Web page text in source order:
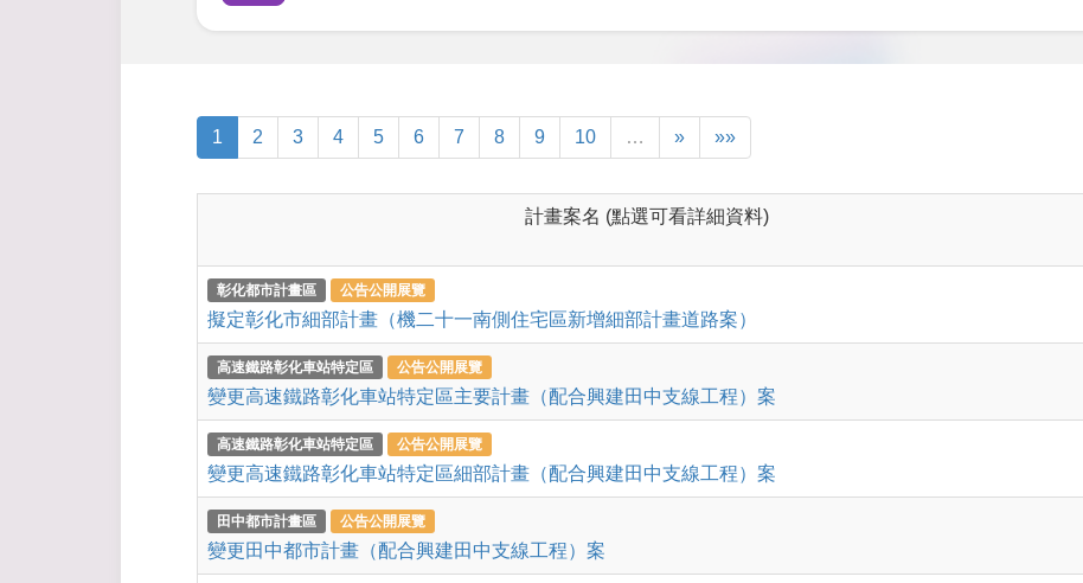
1 2 3 4 5 6 7 8 9 10 … » »»
計畫案名 (點選可看詳細資料)
彰化都市計畫區 公告公開展覽
擬定彰化市細部計畫（機二十一南側住宅區新增細部計畫道路案）
高速鐵路彰化車站特定區 公告公開展覽
變更高速鐵路彰化車站特定區主要計畫（配合興建田中支線工程）案
高速鐵路彰化車站特定區 公告公開展覽
變更高速鐵路彰化車站特定區細部計畫（配合興建田中支線工程）案
田中都市計畫區 公告公開展覽
變更田中都市計畫（配合興建田中支線工程）案